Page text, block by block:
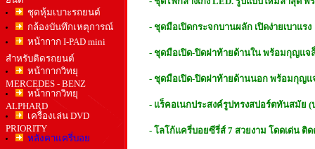
ชุดหุ้มเบาะรถยนต์
กล้องบันทึกเหตุการณ์
หน้ากาก I-PAD mini
สำหรับติดรถยนต์
หน้ากากวิทยุ
MERCEDES - BENZ
หน้ากากวิทยุ
ALPHARD
เครื่องเล่น DVD
PRIORITY
หลังคาแครี่บอย
- ชุดมือเปิดกระจกบานผลัก เปิดง่ายเบาแรง
- ชุดมือเปิด-ปิดฝาท้ายด้านใน พร้อมกุญแจ
- ชุดมือเปิด-ปิดฝาท้ายด้านนอก พร้อมกุญแ
- แร็คอเนกประสงค์รูปทรงสปอร์ตทันสมัย (
- โลโก้แครี่บอยซีรี่ส์ 7 สวยงาม โดดเด่น ติ